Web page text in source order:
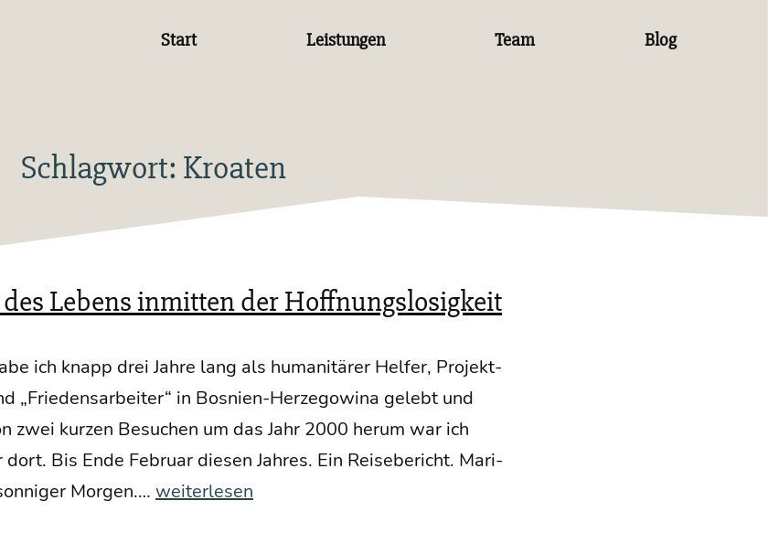
Start Leistungen Team Blog
Schlagwort: Kroaten
Lebens inmitten der Hoffnungslosigkeit
ich knapp drei Jah­re lang als huma­ni­tä­rer Hel­fer, Pro­jekt­
„Frie­dens­ar­bei­ter“ in Bos­­ni­en-Her­­ze­­go­­wi­­na gelebt und
zwei kur­zen Besu­chen um das Jahr 2000 her­um war ich
dort. Bis Ende Febru­ar die­sen Jah­res. Ein Rei­se­be­richt. Mari­
Mor­gen.… Von
weiterlesen